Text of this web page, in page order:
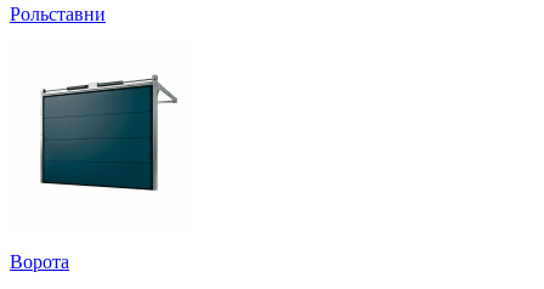
Рольставни
Ворота